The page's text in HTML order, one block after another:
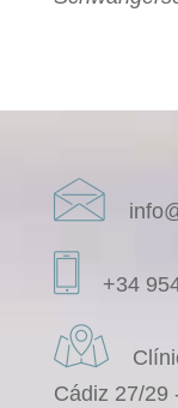
+34
Cádiz 27/29